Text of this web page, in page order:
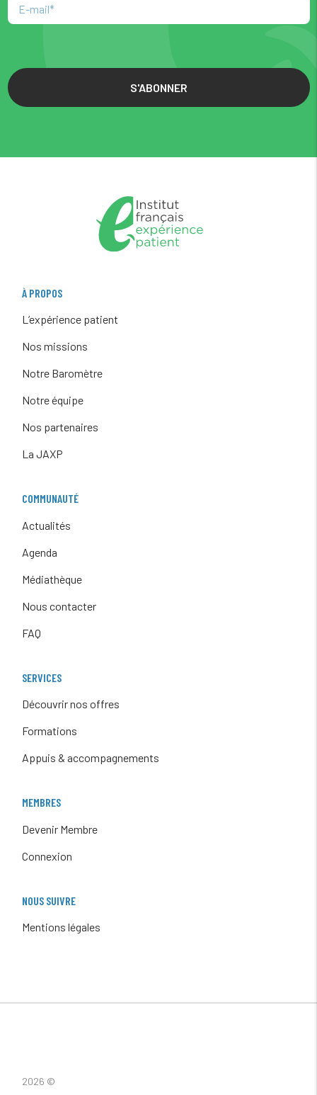
S'ABONNER
À PROPOS
L’expérience patient
Nos missions
Notre Baromètre
Notre équipe
Nos partenaires
La JAXP
COMMUNAUTÉ
Actualités
Agenda
Médiathèque
Nous contacter
FAQ
SERVICES
Découvrir nos offres
Formations
Appuis & accompagnements
MEMBRES
Devenir Membre
Connexion
NOUS SUIVRE
Mentions légales
2026 ©